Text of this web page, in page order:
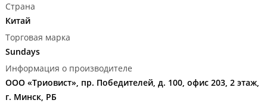
Страна
Китай
Торговая марка
Sundays
Информация о производителе
ООО «Триовист», пр. Победителей, д. 100, офис 203, 2 этаж,
г. Минск, РБ